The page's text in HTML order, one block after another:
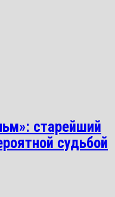
старейший
судьбой